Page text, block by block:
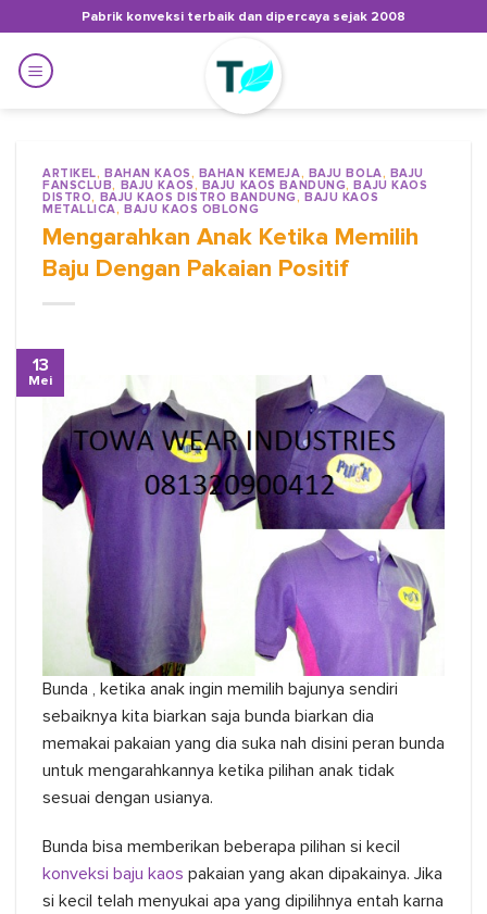
to
content
Pabrik konveksi terbaik dan dipercaya sejak 2008
ARTIKEL,BAHAN KAOS, BAHAN KEMEJA, BAJU BOLA, BAJU
FANSCLUB, BAJU KAOS, BAJU KAOS BANDUNG,BAJU KAOS
DISTRO, BAJU KAOS DISTRO BANDUNG,BAJU KAOS
METALLICA,BAJU KAOS OBLONG
Mengarahkan Anak Ketika Memilih
Baju Dengan Pakaian Positif
13
Mei
Bunda , ketika anak ingin memilih bajunya sendiri
sebaiknya kita biarkan saja bunda biarkan dia
memakai pakaian yang dia suka nah disini peran bunda
untuk mengarahkannya ketika pilihan anak tidak
sesuai dengan usianya.
Bunda bisa memberikan beberapa pilihan si kecil
konveksi baju kaos pakaian yang akan dipakainya. Jika
si kecil telah menyukai apa yang dipilihnya entah karna